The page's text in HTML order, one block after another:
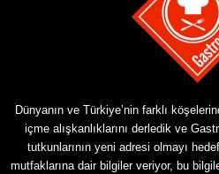
Dünyanın ve Türkiye’nin farklı
içme alışkanlıklarını derledik ve
tutkunlarının yeni adresi olmayı
mutfaklarına dair bilgiler veriyor, bu